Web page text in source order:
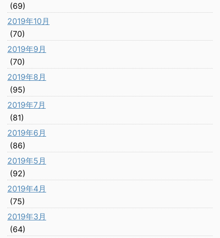
(69)
2019年10月
(70)
2019年9月
(70)
2019年8月
(95)
2019年7月
(81)
2019年6月
(86)
2019年5月
(92)
2019年4月
(75)
2019年3月
(64)